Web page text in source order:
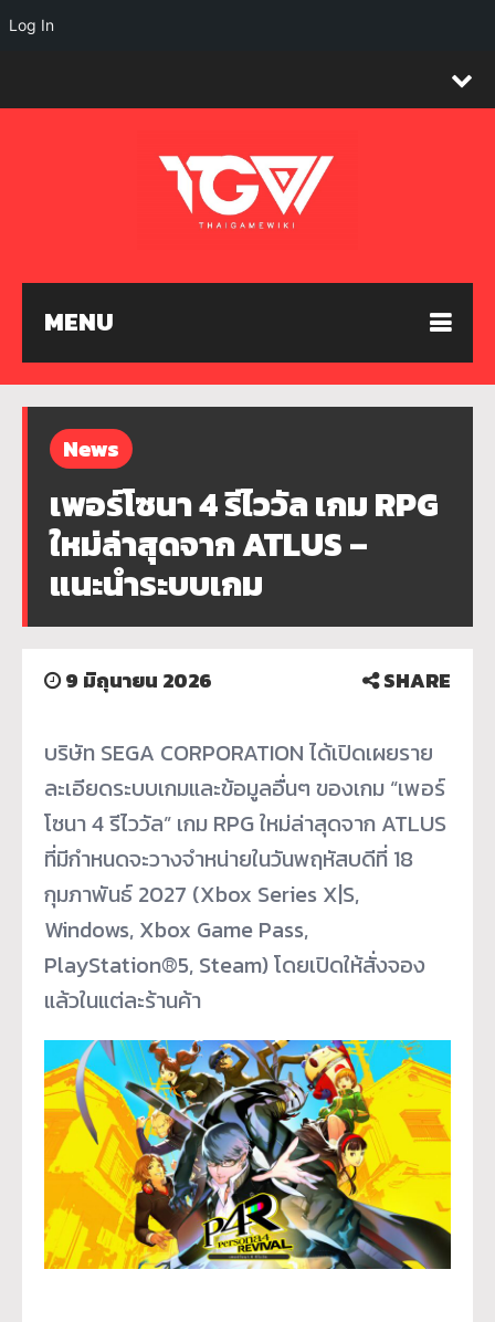
MENU
News
เพอร์โซนา 4 รีไววัล เกม RPG
ใหม่ล่าสุดจาก ATLUS –
แนะนำระบบเกม
9 มิถุนายน 2026 SHARE
บริษัท SEGA CORPORATION ได้เปิดเผยราย
ละเอียดระบบเกมและข้อมูลอื่นๆ ของเกม “เพอร์
โซนา 4 รีไววัล” เกม RPG ใหม่ล่าสุดจาก ATLUS
ที่มีกำหนดจะวางจำหน่ายในวันพฤหัสบดีที่ 18
กุมภาพันธ์ 2027 (Xbox Series X|S,
Windows, Xbox Game Pass,
PlayStation®5, Steam) โดยเปิดให้สั่งจอง
แล้วในแต่ละร้านค้า
Log In